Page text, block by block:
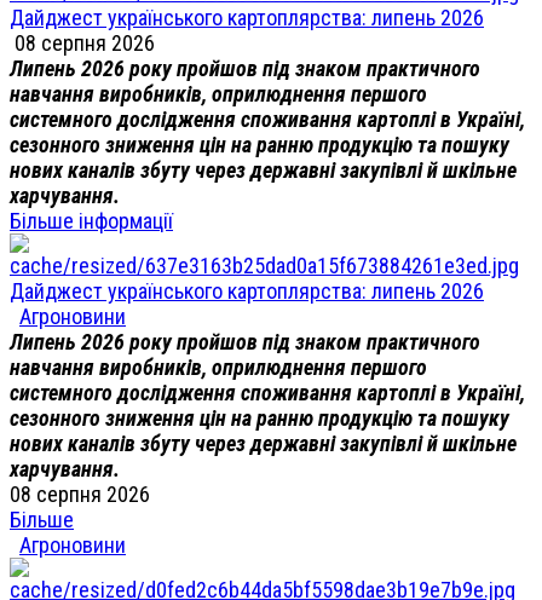
Дайджест українського картоплярства: липень 2026
08 серпня 2026
Липень 2026 року пройшов під знаком практичного
навчання виробників, оприлюднення першого
системного дослідження споживання картоплі в Україні,
сезонного зниження цін на ранню продукцію та пошуку
нових каналів збуту через державні закупівлі й шкільне
харчування.
Більше інформації
Дайджест українського картоплярства: липень 2026
Агроновини
Липень 2026 року пройшов під знаком практичного
навчання виробників, оприлюднення першого
системного дослідження споживання картоплі в Україні,
сезонного зниження цін на ранню продукцію та пошуку
нових каналів збуту через державні закупівлі й шкільне
харчування.
08 серпня 2026
Більше
Агроновини